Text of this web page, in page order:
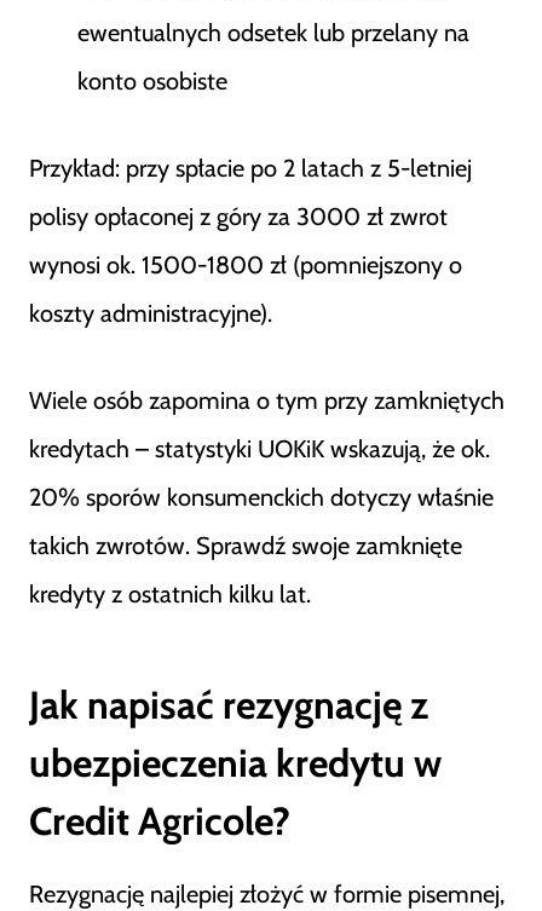
ewentualnych odsetek lub przelany na
konto osobiste
Przykład: przy spłacie po 2 latach z 5-letniej
polisy opłaconej z góry za 3000 zł zwrot
wynosi ok. 1500-1800 zł (pomniejszony o
koszty administracyjne).
Wiele osób zapomina o tym przy zamkniętych
kredytach – statystyki UOKiK wskazują, że ok.
20% sporów konsumenckich dotyczy właśnie
takich zwrotów. Sprawdź swoje zamknięte
kredyty z ostatnich kilku lat.
Jak napisać rezygnację z
ubezpieczenia kredytu w
Credit Agricole?
Rezygnację najlepiej złożyć w formie pisemnej,